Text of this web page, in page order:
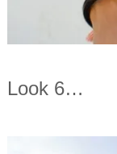
Look 6…